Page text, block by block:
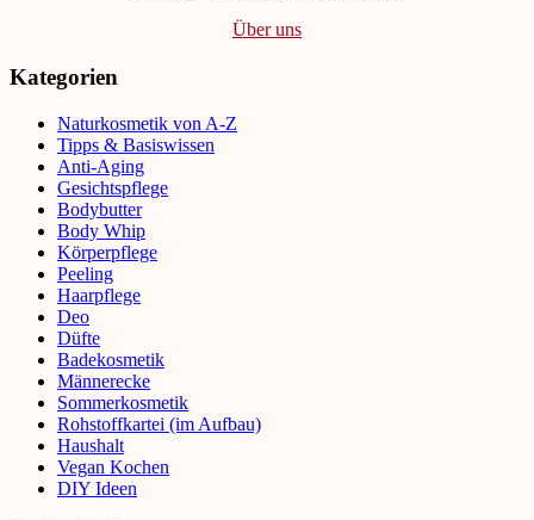
Über uns
Kategorien
Naturkosmetik von A-Z
Tipps & Basiswissen
Anti-Aging
Gesichtspflege
Bodybutter
Body Whip
Körperpflege
Peeling
Haarpflege
Deo
Düfte
Badekosmetik
Männerecke
Sommerkosmetik
Rohstoffkartei (im Aufbau)
Haushalt
Vegan Kochen
DIY Ideen